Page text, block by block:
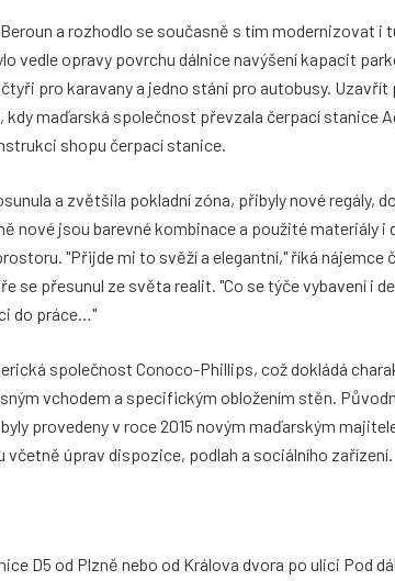
a rozhodlo se současně s tím modernizovat i
vedle opravy povrchu dálnice navýšení kapacit
pro karavany a jedno stání pro autobusy.
kdy maďarská společnost převzala čerpací stanice
shopu čerpací stanice.
a zvětšila pokladní zóna, přibyly nové regály,
nové jsou barevné kombinace a použité materiály i
"Přijde mi to svěží a elegantní," říká nájemce
přesunul ze světa realit. "Co se týče vybavení i
do práce…"
společnost Conoco-Phillips, což dokládá
vchodem a specifickým obložením stěn.
provedeny v roce 2015 novým maďarským
úprav dispozice, podlah a sociálního zařízení.
D5 od Plzně nebo od Králova dvora po ulici Pod